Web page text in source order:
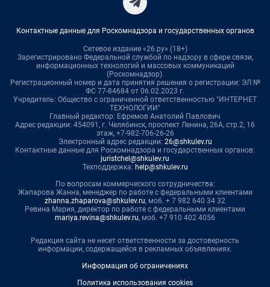
Контактные данные для Роскомнадзора и государственных органов
Сетевое издание «26.ру» (18+)
Зарегистрировано Федеральной службой по надзору в сфере связи,
информационных технологий и массовых коммуникаций
(Роскомнадзор).
Регистрационный номер и дата принятия решения о регистрации: ЭЛ №
ФС 77-84684 от 06.02.2023 г.
Учредитель: Общество с ограниченной ответственностью "ИНТЕРНЕТ
ТЕХНОЛОГИИ"
Главный редактор: Ефремов Анатолий Павлович
Адрес редакции: 454091, г. Челябинск, проспект Ленина, 26А, стр.2, 16
этаж, +7-982-706-26-26
Электронный адрес редакции: 26@shkulev.ru
Контактные данные для Роскомнадзора и государственных органов:
juristchel@shkulev.ru
Техподдержка: help@shkulev.ru
По вопросам коммерческого сотрудничества:
Жапарова Жанна, менеджер по работе с федеральными клиентами
zhanna.zhaparova@shkulev.ru, моб. + 7 982 640 34 32
Ревина Мария, директор по работе с федеральными клиентами
mariya.revina@shkulev.ru, моб. +7 910 402 4056
Редакция сайта не несет ответственности за достоверность
информации, содержащейся в рекламных объявлениях.
Информация об ограничениях
Политика использования cookies